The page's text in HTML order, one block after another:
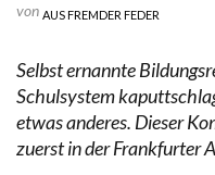
von AUS FREMDER FEDER
Selbst ernannte
Schulsystem
etwas anderes. Dieser
zuerst in der Frankfurter